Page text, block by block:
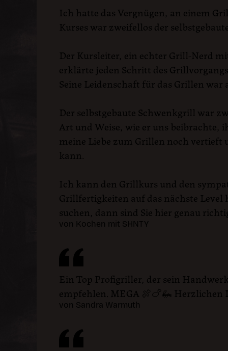
Ich hatte das Vergnügen, an einem
Kurses war zweifellos der
Der Kursleiter, ein echter Grill-Nerd
erklärte jeden Schritt des
Seine Leidenschaft für das Grillen
Der selbstgebaute Schwenkgrill war
Art und Weise, wie er uns
meine Liebe zum Grillen noch
kann.
Ich kann den Grillkurs und den
Grillfertigkeiten auf das nächste
suchen, dann sind Sie hier genau
von Kochen mit SHNTY
Ein Top Profigriller, der sein
empfehlen. MEGA 🍖🍗🦗
von Sandra Warmuth